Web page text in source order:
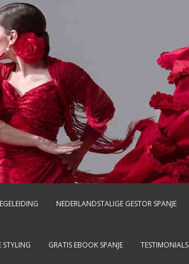
NEDERLANDSTALIGE GESTOR SPANJE
STYLING GRATIS EBOOK SPANJE TESTIMONIALS